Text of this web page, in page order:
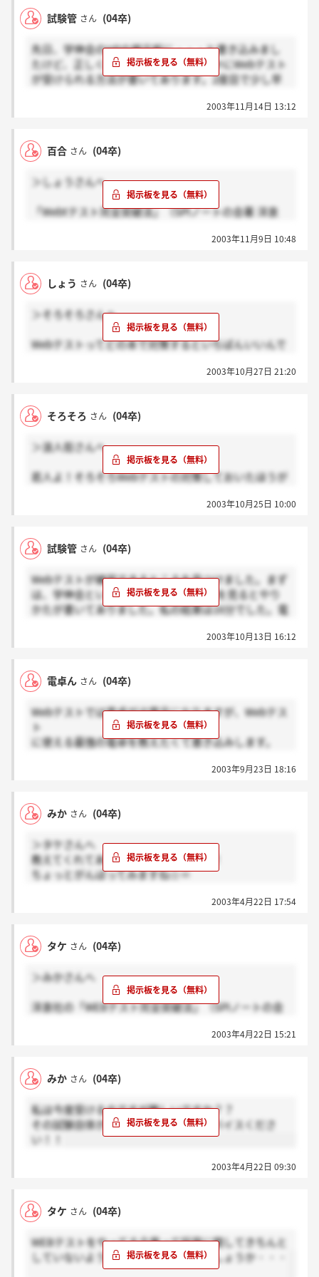
試験管 さん (04卒)
先日、学伸会のHPの掲示板に・・・と書き込みまし
たけど、正しくは塾長メッセージのなかにWebテスト
が受けられる方法が書いてあります。2度目で少し早
2003年11月14日 13:12
百合 さん (04卒)
＞しょうさんへ
「Webtテスト完全突破法」（SPIノートの会著 洋泉
も書いてます。
2003年11月9日 10:48
しょう さん (04卒)
＞そろそろさんへ
Webテストってどの本で対策するといちばんいいんで
2003年10月27日 21:20
そろそろ さん (04卒)
＞浪人街さんへ
若人よ！そろそろWebテストの対策しておいたほうが
2003年10月25日 10:00
試験管 さん (04卒)
Webテストが練習できるところを見つけました。まず
は、学伸会という塾のHPから、掲示板を見るとやり
かたが書いてありました。私の結果は16分でした。電
2003年10月13日 16:12
電卓ん さん (04卒)
Webテストでは電卓が必需品になりますが、Webテス
ト
に使える最強の電卓を教えたくて書き込みします。
がそんなの見てる時間はないです。
だけありました。それがカシオのSTUDY CAL NU-50
です。小学生電卓導入で学習用の電卓で、小学校の先
生の意見を取り入れてつくられたものだそうです。
や帯分数への変換、約分、割り算のあまりまで求めら
い電卓なので、2005年度卒業生でこれから就活始める
方におすすめです。以上カシオ社員(笑)でした
2003年9月23日 18:16
みか さん (04卒)
＞タケさんへ
教えてくれてありがとうございます！！
ちょっとがんばってみますね☆＝
て・・・またなんかあったら教えてくださいね！！
2003年4月22日 17:54
タケ さん (04卒)
＞みかさんへ
洋泉社の「WEBテスト完全突破法」（SPIノートの会
問題は長文読解と一次方程式（電卓使用）。または図
表の読み込みみたいの。たまーに英語がある。
この採用テストが使われている」も一緒に読むといい
かもね。
2003年4月22日 15:21
みか さん (04卒)
私は今度受けるのですが難しいですか？？
その試験自体がよくわからなくてアドバイスくださ
い！！
2003年4月22日 09:30
タケ さん (04卒)
WEBテストをやってる企業って採用に関してきちんと
していないように感じるのは私だけでしょうか・・・